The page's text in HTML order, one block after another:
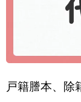
戸籍謄本、除